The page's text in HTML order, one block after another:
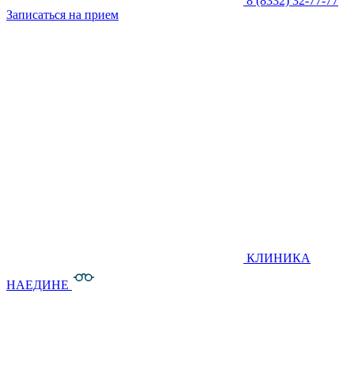
Записаться на прием
КЛИНИКА
НАЕДИНЕ